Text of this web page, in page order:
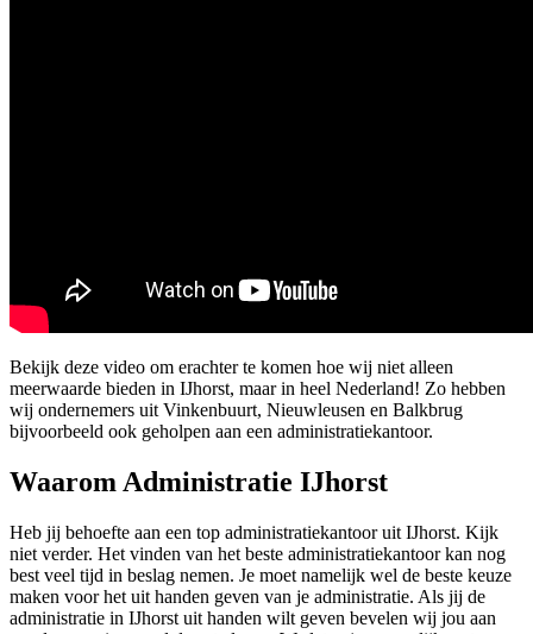
Bekijk deze video om erachter te komen hoe wij niet alleen
meerwaarde bieden in IJhorst, maar in heel Nederland! Zo hebben
wij ondernemers uit Vinkenbuurt, Nieuwleusen en Balkbrug
bijvoorbeeld ook geholpen aan een administratiekantoor.
Waarom Administratie IJhorst
Heb jij behoefte aan een top administratiekantoor uit IJhorst. Kijk
niet verder. Het vinden van het beste administratiekantoor kan nog
best veel tijd in beslag nemen. Je moet namelijk wel de beste keuze
maken voor het uit handen geven van je administratie. Als jij de
administratie in IJhorst uit handen wilt geven bevelen wij jou aan